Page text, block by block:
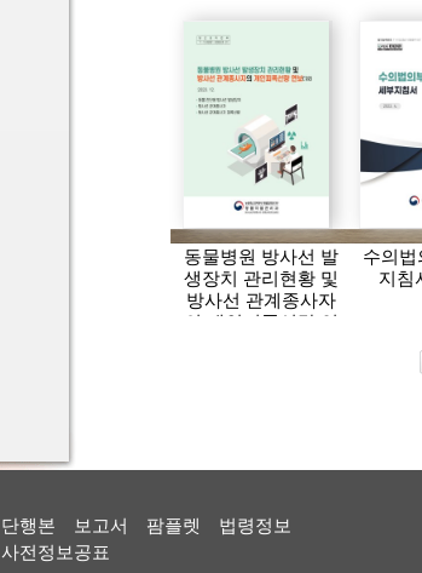
동물병원 방사선 발
생장치 관리현황 및
방사선 관계종사자
의 개인피폭선량 연
수의법
지침
단행본 보고서 팜플렛
법령정보
사전정보공표